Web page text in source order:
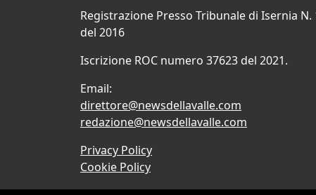
Registrazione Presso Tribunale di Isernia N.
del 2016
Iscrizione ROC numero 37623 del 2021.
Email:
direttore@newsdellavalle.com
redazione@newsdellavalle.com
Privacy Policy
Cookie Policy